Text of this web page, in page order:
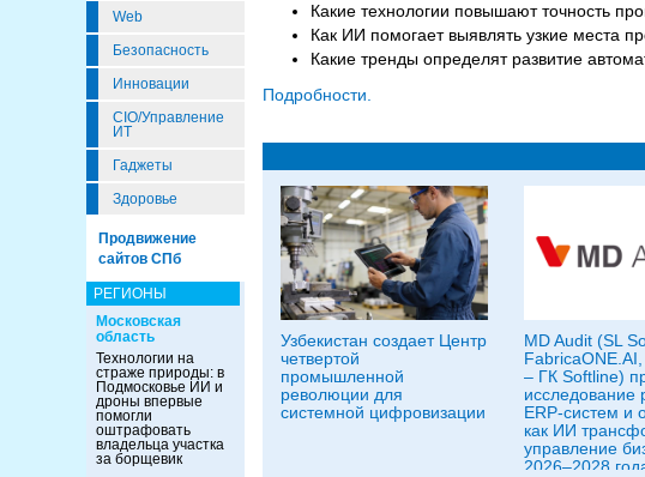
Web
Безопасность
Инновации
CIO/Управление
ИТ
Гаджеты
Здоровье
Продвижение
сайтов СПб
РЕГИОНЫ
Московская
область
Технологии на
страже природы: в
Подмосковье ИИ и
дроны впервые
помогли
оштрафовать
владельца участка
за борщевик
Какие технологии повышают точность
Как ИИ помогает выявлять узкие места
Какие тренды определят развитие
Подробности.
Узбекистан создает Центр
четвертой
промышленной
революции для
системной цифровизации
MD Audit (SL
– ГК Softline)
исследование
ERP-систем и
как ИИ
управление
2026–2028